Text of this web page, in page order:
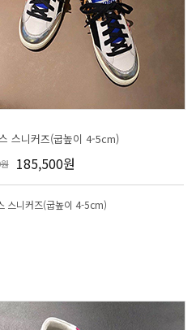
스니커즈(굽높이 4-5cm)
185,500원
스니커즈(굽높이 4-5cm)